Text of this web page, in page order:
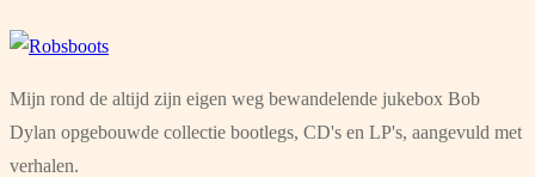
Ga
de
inhoud
Menu
Sluiten
Mijn rond de altijd zijn eigen weg bewandelende jukebox Bob
Dylan opgebouwde collectie bootlegs, CD's en LP's, aangevuld met
verhalen.